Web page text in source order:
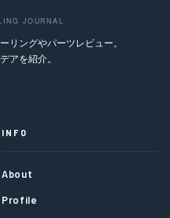
JOURNAL
リングやパーツレビュー。
アを紹介。
INFO
About
Profile